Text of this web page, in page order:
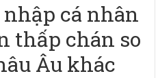
cá nhân
thấp chán so
Âu khác